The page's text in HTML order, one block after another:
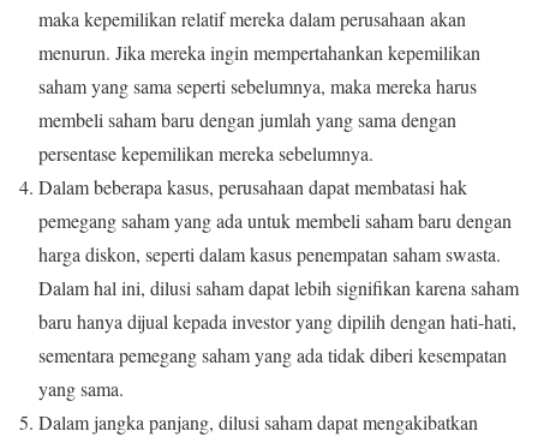
maka kepemilikan relatif mereka dalam perusahaan akan
menurun. Jika mereka ingin mempertahankan kepemilikan
saham yang sama seperti sebelumnya, maka mereka harus
membeli saham baru dengan jumlah yang sama dengan
persentase kepemilikan mereka sebelumnya.
Dalam beberapa kasus, perusahaan dapat membatasi hak
pemegang saham yang ada untuk membeli saham baru dengan
harga diskon, seperti dalam kasus penempatan saham swasta.
Dalam hal ini, dilusi saham dapat lebih signifikan karena saham
baru hanya dijual kepada investor yang dipilih dengan hati-hati,
sementara pemegang saham yang ada tidak diberi kesempatan
yang sama.
Dalam jangka panjang, dilusi saham dapat mengakibatkan